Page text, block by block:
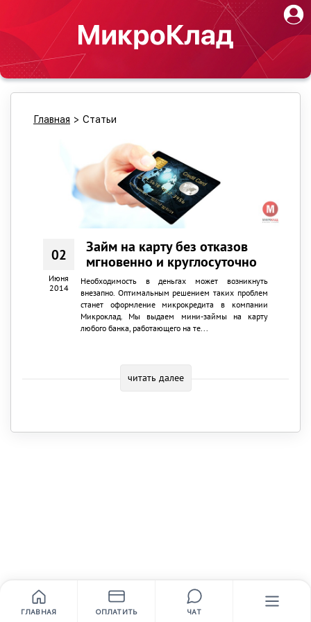
ГЛАВНАЯ ОПЛАТИТЬ ЧАТ
Главная > Статьи
02
Июня
2014
Займ на карту без отказов
мгновенно и круглосуточно
Необходимость в деньгах может возникнуть
внезапно. Оптимальным решением таких проблем
станет оформление микрокредита в компании
Микроклад. Мы выдаем мини-займы на карту
любого банка, работающего на те...
читать далее